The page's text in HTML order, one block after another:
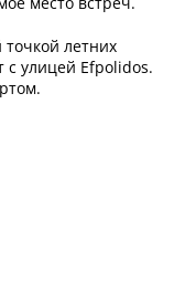
летних
улицей Efpolidos.